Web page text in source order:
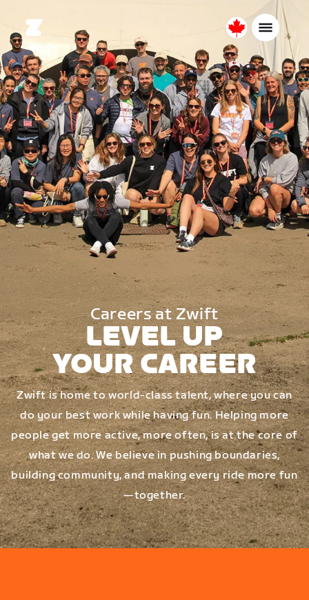
Canada
Français
Careers at Zwift
LEVEL UP
YOUR CAREER
Zwift is home to world-class talent, where you can
do your best work while having fun. Helping more
people get more active, more often, is at the core of
what we do. We believe in pushing boundaries,
building community, and making every ride more fun
—together.